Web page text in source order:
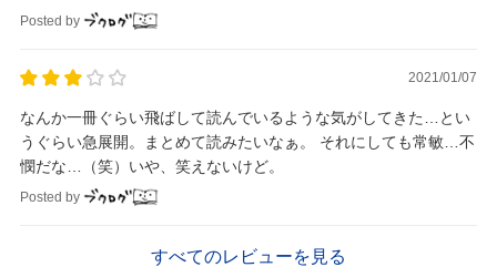
Posted by
2021/01/07
なんか一冊ぐらい飛ばして読んでいるような気がしてきた…とい
うぐらい急展開。まとめて読みたいなぁ。 それにしても常敏…不
憫だな…（笑）いや、笑えないけど。
Posted by
すべてのレビューを見る